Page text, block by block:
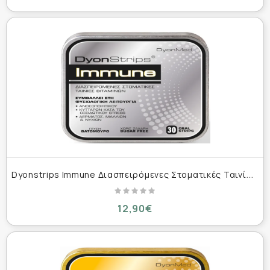
D
yonstrips Immune Διασπειρόμενες Στοματικές Ταινίες Βιταμινών (Γεύση Βατόμουρο) 30 strips
12,90€